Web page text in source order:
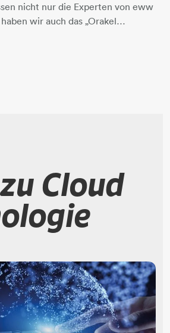
nicht nur die Experten von eww
haben wir auch das „Orakel…
Cloud